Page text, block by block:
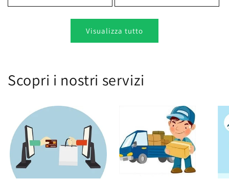
Visualizza tutto
Scopri i nostri servizi